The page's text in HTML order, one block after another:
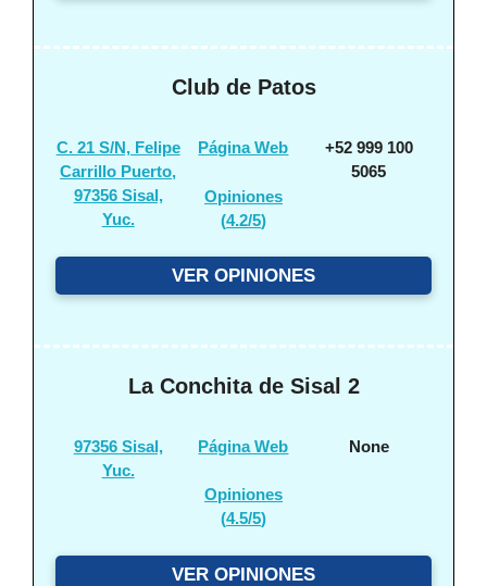
Club de Patos
C. 21 S/N, Felipe
Carrillo Puerto,
97356 Sisal,
Yuc.
Página Web
Opiniones
(4.2/5)
+52 999 100
5065
VER OPINIONES
La Conchita de Sisal 2
97356 Sisal,
Yuc.
Página Web
Opiniones
(4.5/5)
None
VER OPINIONES